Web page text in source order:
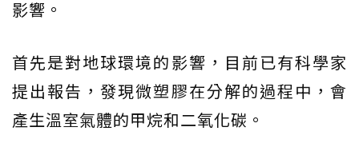
影響。
首先是對地球環境的影響，目前已有科學家
提出報告，發現微塑膠在分解的過程中，會
產生溫室氣體的甲烷和二氧化碳。